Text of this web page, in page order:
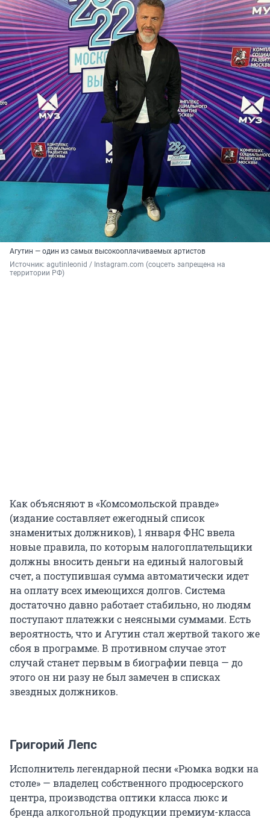
Агутин — один из самых высокооплачиваемых артистов
Источник: agutinleonid / Instagram.com (соцсеть запрещена на
территории РФ)
Как объясняют в «Комсомольской правде»
(издание составляет ежегодный список
знаменитых должников), 1 января ФНС ввела
новые правила, по которым налогоплательщики
должны вносить деньги на единый налоговый
счет, а поступившая сумма автоматически идет
на оплату всех имеющихся долгов. Система
достаточно давно работает стабильно, но людям
поступают платежки с неясными суммами. Есть
вероятность, что и Агутин стал жертвой такого же
сбоя в программе. В противном случае этот
случай станет первым в биографии певца — до
этого он ни разу не был замечен в списках
звездных должников.
Григорий Лепс
Исполнитель легендарной песни «Рюмка водки на
столе» — владелец собственного продюсерского
центра, производства оптики класса люкс и
бренда алкогольной продукции премиум-класса